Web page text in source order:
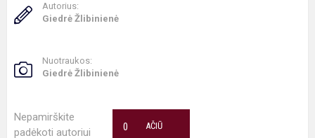
Autorius:
Giedrė Žlibinienė
Nuotraukos:
Giedrė Žlibinienė
Nepamirškite
padėkoti autoriui
AČIŪ
0